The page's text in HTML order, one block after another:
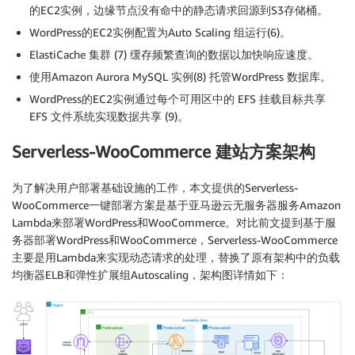
的EC2实例，边缘节点没有命中的静态请求回源到S3存储桶。
WordPress的EC2实例配置为Auto Scaling 组运行(6)。
ElastiCache 集群 (7) 缓存频繁查询的数据以加快响应速度。
使用Amazon Aurora MySQL 实例(8) 托管WordPress 数据库。
WordPress的EC2实例通过每个可用区中的 EFS 挂载目标共享
EFS 文件系统实现数据共享 (9)。
Serverless-WooCommerce 建站方案架构
为了解决用户部署基础设施的工作，本文提供的Serverless-
WooCommerce一键部署方案是基于亚马逊云无服务器服务Amazon
Lambda来部署WordPress和WooCommerce。对比前文提到基于服
务器部署WordPress和WooCommerce，Serverless-WooCommerce
主要是用Lambda来实现动态请求的处理，替换了原有架构中的负载
均衡器ELB和弹性扩展组Autoscaling，架构图详情如下：